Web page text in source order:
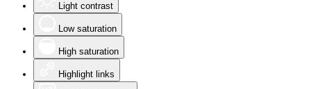
Light contrast
Low saturation
High saturation
Highlight links